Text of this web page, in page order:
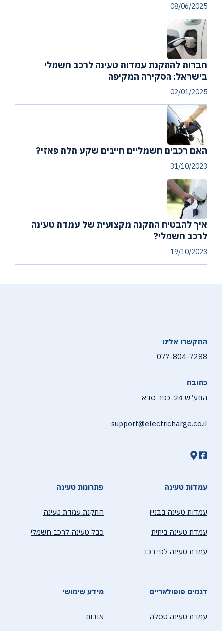
08/06/2025
חברות להתקנת עמדות טעינה לרכב חשמלי
בישראל: הסקירה המקיפה
02/01/2025
האם רכבים חשמליים חייבים שקע תלת פאזי?
31/10/2023
איך להבטיח התקנה מקצועית של עמדת טעינה
לרכב חשמלי?
19/10/2023
התקשרו אלינו
077-804-7288
כתובת
התע״ש 24, כפר סבא
support@electricharge.co.il
עמדות טעינה
עמדות טעינה בבניין
עמדת טעינה ביתית
עמדת טעינה לפי רכב
פתרונות טעינה
התקנת עמדת טעינה
כבל טעינה לרכב חשמלי
דגמים פופולאריים
עמדת טעינה טסלה
מידע שימושי
אודות